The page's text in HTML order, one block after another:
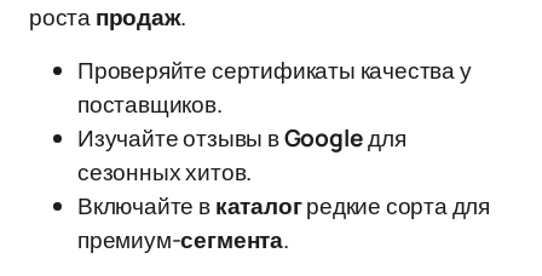
ростапродаж.
Проверяйте сертификаты качества у
поставщиков.
Изучайте отзывы вGoogleдля
сезонных хитов.
Включайте вкаталогредкие сорта для
премиум-сегмента.